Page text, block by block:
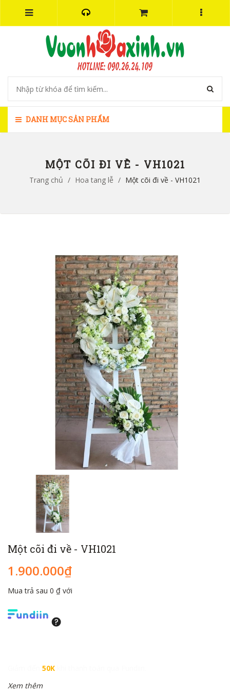
DANH MỤC SẢN PHẨM
MỘT CÕI ĐI VỀ - VH1021
Trang chủ / Hoa tang lễ / Một cõi đi về - VH1021
Một cõi đi về - VH1021
1.900.000₫
Mua trả sau 0 ₫ với
50K
Xem thêm